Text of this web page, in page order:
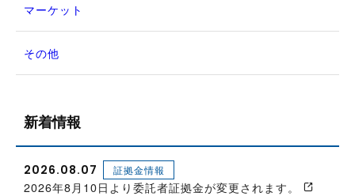
マーケット
その他
新着情報
2026.08.07 証拠金情報
2026年8月10日より委託者証拠金が変更されます。